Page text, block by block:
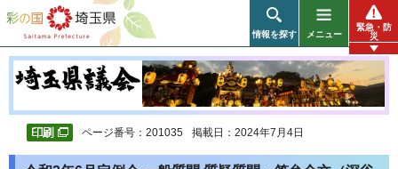
彩の国 埼玉県
情報を探す メニュー
緊急・防
災
ページ番号：201035 掲載日：2024年7月4日